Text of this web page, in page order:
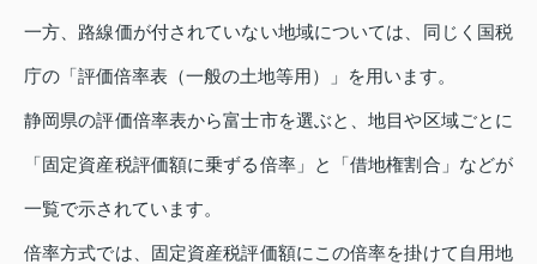
一方、路線価が付されていない地域については、同じく国税
庁の「評価倍率表（一般の土地等用）」を用います。
静岡県の評価倍率表から富士市を選ぶと、地目や区域ごとに
「固定資産税評価額に乗ずる倍率」と「借地権割合」などが
一覧で示されています。
倍率方式では、固定資産税評価額にこの倍率を掛けて自用地